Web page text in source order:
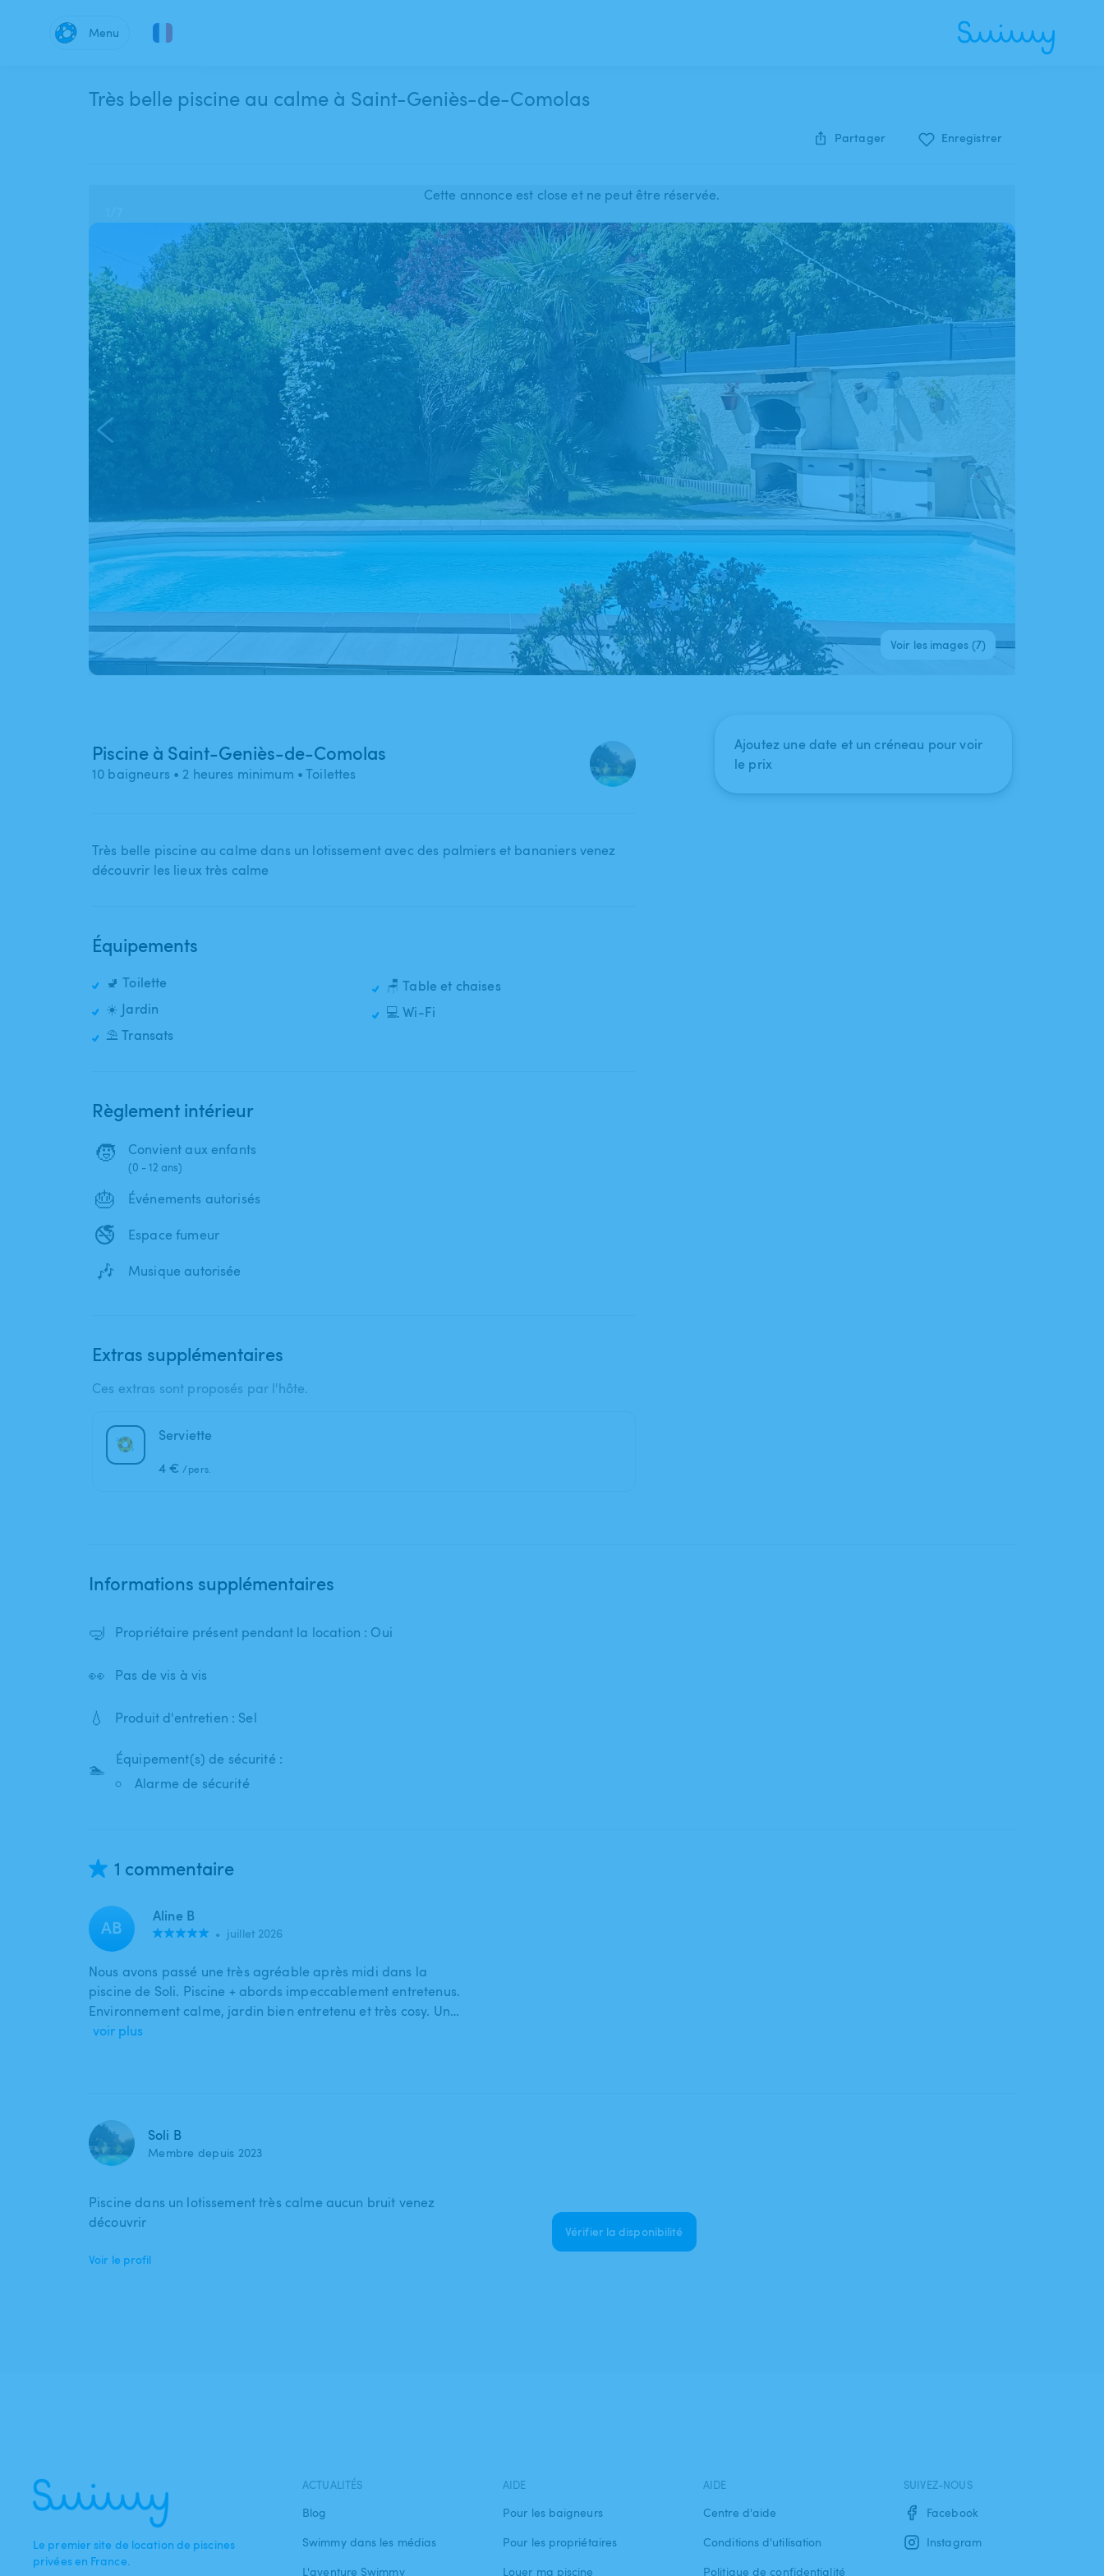
Menu
Très belle piscine au calme à Saint-Geniès-de-Comolas
Partager Enregistrer
Cette annonce est close et ne peut être réservée.
Voir les images (7)
Piscine à Saint-Geniès-de-Comolas
10 baigneurs • 2 heures minimum • Toilettes
Très belle piscine au calme dans un lotissement avec des palmiers et bananiers venez
découvrir les lieux très calme
Équipements
🚽 Toilette
☀️ Jardin
⛱️ Transats
🪑 Table et chaises
💻 Wi-Fi
Règlement intérieur
🧒 Convient aux enfants
(0 - 12 ans)
🎂 Événements autorisés
🚭 Espace fumeur
🎶 Musique autorisée
Extras supplémentaires
Ces extras sont proposés par l'hôte.
Serviette
4 € /pers.
Ajoutez une date et un créneau pour voir
le prix
Informations supplémentaires
🤿 Propriétaire présent pendant la location : Oui
👀 Pas de vis à vis
💧 Produit d'entretien : Sel
🏊
Équipement(s) de sécurité :
Alarme de sécurité
1 commentaire
AB Aline B
• juillet 2026
Nous avons passé une très agréable après midi dans la
piscine de Soli. Piscine + abords impeccablement entretenus.
Environnement calme, jardin bien entretenu et très cosy. Un…
voir plus
Soli B
Membre depuis 2023
Piscine dans un lotissement très calme aucun bruit venez
découvrir
Voir le profil
Vérifier la disponibilité
Le premier site de location de piscines
privées en France.
ACTUALITÉS
Blog
Swimmy dans les médias
L'aventure Swimmy
AIDE
Pour les baigneurs
Pour les propriétaires
Louer ma piscine
AIDE
Centre d'aide
Conditions d'utilisation
Politique de confidentialité
SUIVEZ-NOUS
Facebook
Instagram